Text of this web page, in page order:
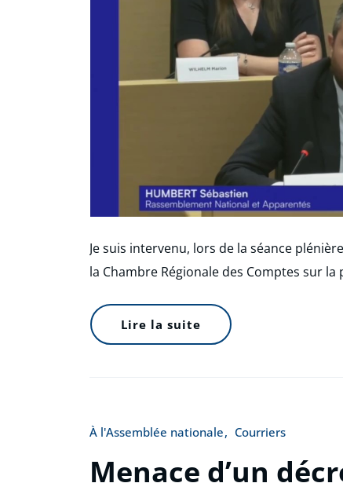
Je suis intervenu, lors de la séance
la Chambre Régionale des Comptes sur
Lire la suite
À l'Assemblée nationale Courriers
Menace d’un